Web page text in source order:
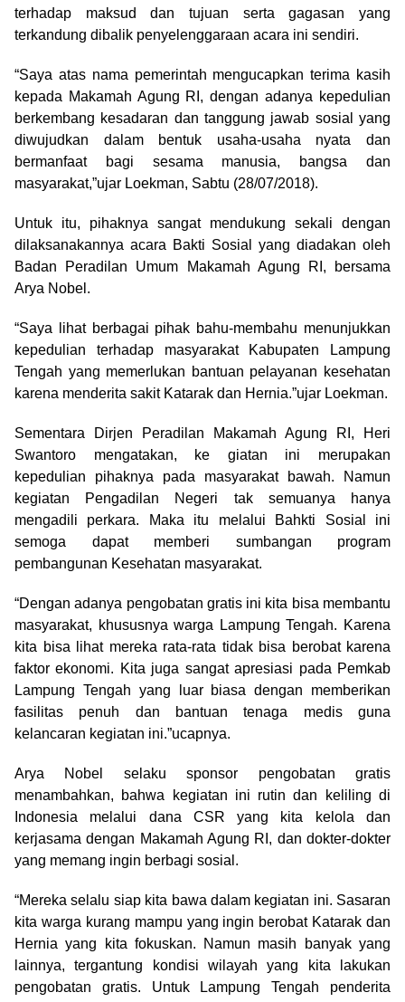
terhadap maksud dan tujuan serta gagasan yang
terkandung dibalik penyelenggaraan acara ini sendiri.
“Saya atas nama pemerintah mengucapkan terima kasih
kepada Makamah Agung RI, dengan adanya kepedulian
berkembang kesadaran dan tanggung jawab sosial yang
diwujudkan dalam bentuk usaha-usaha nyata dan
bermanfaat bagi sesama manusia, bangsa dan
masyarakat,”ujar Loekman, Sabtu (28/07/2018).
Untuk itu, pihaknya sangat mendukung sekali dengan
dilaksanakannya acara Bakti Sosial yang diadakan oleh
Badan Peradilan Umum Makamah Agung RI, bersama
Arya Nobel.
“Saya lihat berbagai pihak bahu-membahu menunjukkan
kepedulian terhadap masyarakat Kabupaten Lampung
Tengah yang memerlukan bantuan pelayanan kesehatan
karena menderita sakit Katarak dan Hernia.”ujar Loekman.
Sementara Dirjen Peradilan Makamah Agung RI, Heri
Swantoro mengatakan, ke giatan ini merupakan
kepedulian pihaknya pada masyarakat bawah. Namun
kegiatan Pengadilan Negeri tak semuanya hanya
mengadili perkara. Maka itu melalui Bahkti Sosial ini
semoga dapat memberi sumbangan program
pembangunan Kesehatan masyarakat.
“Dengan adanya pengobatan gratis ini kita bisa membantu
masyarakat, khususnya warga Lampung Tengah. Karena
kita bisa lihat mereka rata-rata tidak bisa berobat karena
faktor ekonomi. Kita juga sangat apresiasi pada Pemkab
Lampung Tengah yang luar biasa dengan memberikan
fasilitas penuh dan bantuan tenaga medis guna
kelancaran kegiatan ini.”ucapnya.
Arya Nobel selaku sponsor pengobatan gratis
menambahkan, bahwa kegiatan ini rutin dan keliling di
Indonesia melalui dana CSR yang kita kelola dan
kerjasama dengan Makamah Agung RI, dan dokter-dokter
yang memang ingin berbagi sosial.
“Mereka selalu siap kita bawa dalam kegiatan ini. Sasaran
kita warga kurang mampu yang ingin berobat Katarak dan
Hernia yang kita fokuskan. Namun masih banyak yang
lainnya, tergantung kondisi wilayah yang kita lakukan
pengobatan gratis. Untuk Lampung Tengah penderita